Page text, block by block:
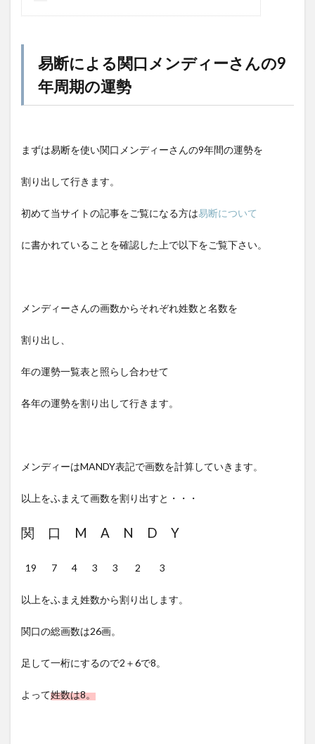
易断による関口メンディーさんの9
年周期の運勢
まずは易断を使い関口メンディーさんの9年間の運勢を
割り出して行きます。
初めて当サイトの記事をご覧になる方は易断について
に書かれていることを確認した上で以下をご覧下さい。
メンディーさんの画数からそれぞれ姓数と名数を
割り出し、
年の運勢一覧表と照らし合わせて
各年の運勢を割り出して行きます。
メンディーはMANDY表記で画数を計算していきます。
以上をふまえて画数を割り出すと・・・
関 口 M A N D Y
19 7 4 3 3 2 3
以上をふまえ姓数から割り出します。
関口の総画数は26画。
足して一桁にするので2＋6で8。
よって姓数は8。